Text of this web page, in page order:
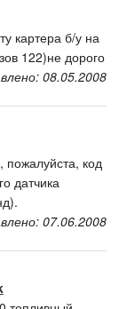
картера б/у на
122)не дорого
08.05.2008
пожалуйста, код
датчика
07.06.2008